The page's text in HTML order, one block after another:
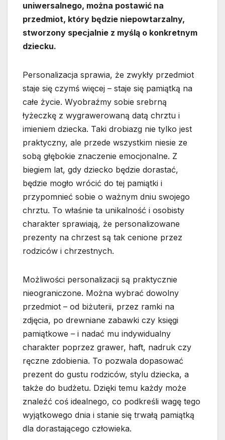
uniwersalnego, można postawić na
przedmiot, który będzie niepowtarzalny,
stworzony specjalnie z myślą o konkretnym
dziecku.
Personalizacja sprawia, że zwykły przedmiot
staje się czymś więcej – staje się pamiątką na
całe życie. Wyobraźmy sobie srebrną
łyżeczkę z wygrawerowaną datą chrztu i
imieniem dziecka. Taki drobiazg nie tylko jest
praktyczny, ale przede wszystkim niesie ze
sobą głębokie znaczenie emocjonalne. Z
biegiem lat, gdy dziecko będzie dorastać,
będzie mogło wrócić do tej pamiątki i
przypomnieć sobie o ważnym dniu swojego
chrztu. To właśnie ta unikalność i osobisty
charakter sprawiają, że personalizowane
prezenty na chrzest są tak cenione przez
rodziców i chrzestnych.
Możliwości personalizacji są praktycznie
nieograniczone. Można wybrać dowolny
przedmiot – od biżuterii, przez ramki na
zdjęcia, po drewniane zabawki czy księgi
pamiątkowe – i nadać mu indywidualny
charakter poprzez grawer, haft, nadruk czy
ręczne zdobienia. To pozwala dopasować
prezent do gustu rodziców, stylu dziecka, a
także do budżetu. Dzięki temu każdy może
znaleźć coś idealnego, co podkreśli wagę tego
wyjątkowego dnia i stanie się trwałą pamiątką
dla dorastającego człowieka.